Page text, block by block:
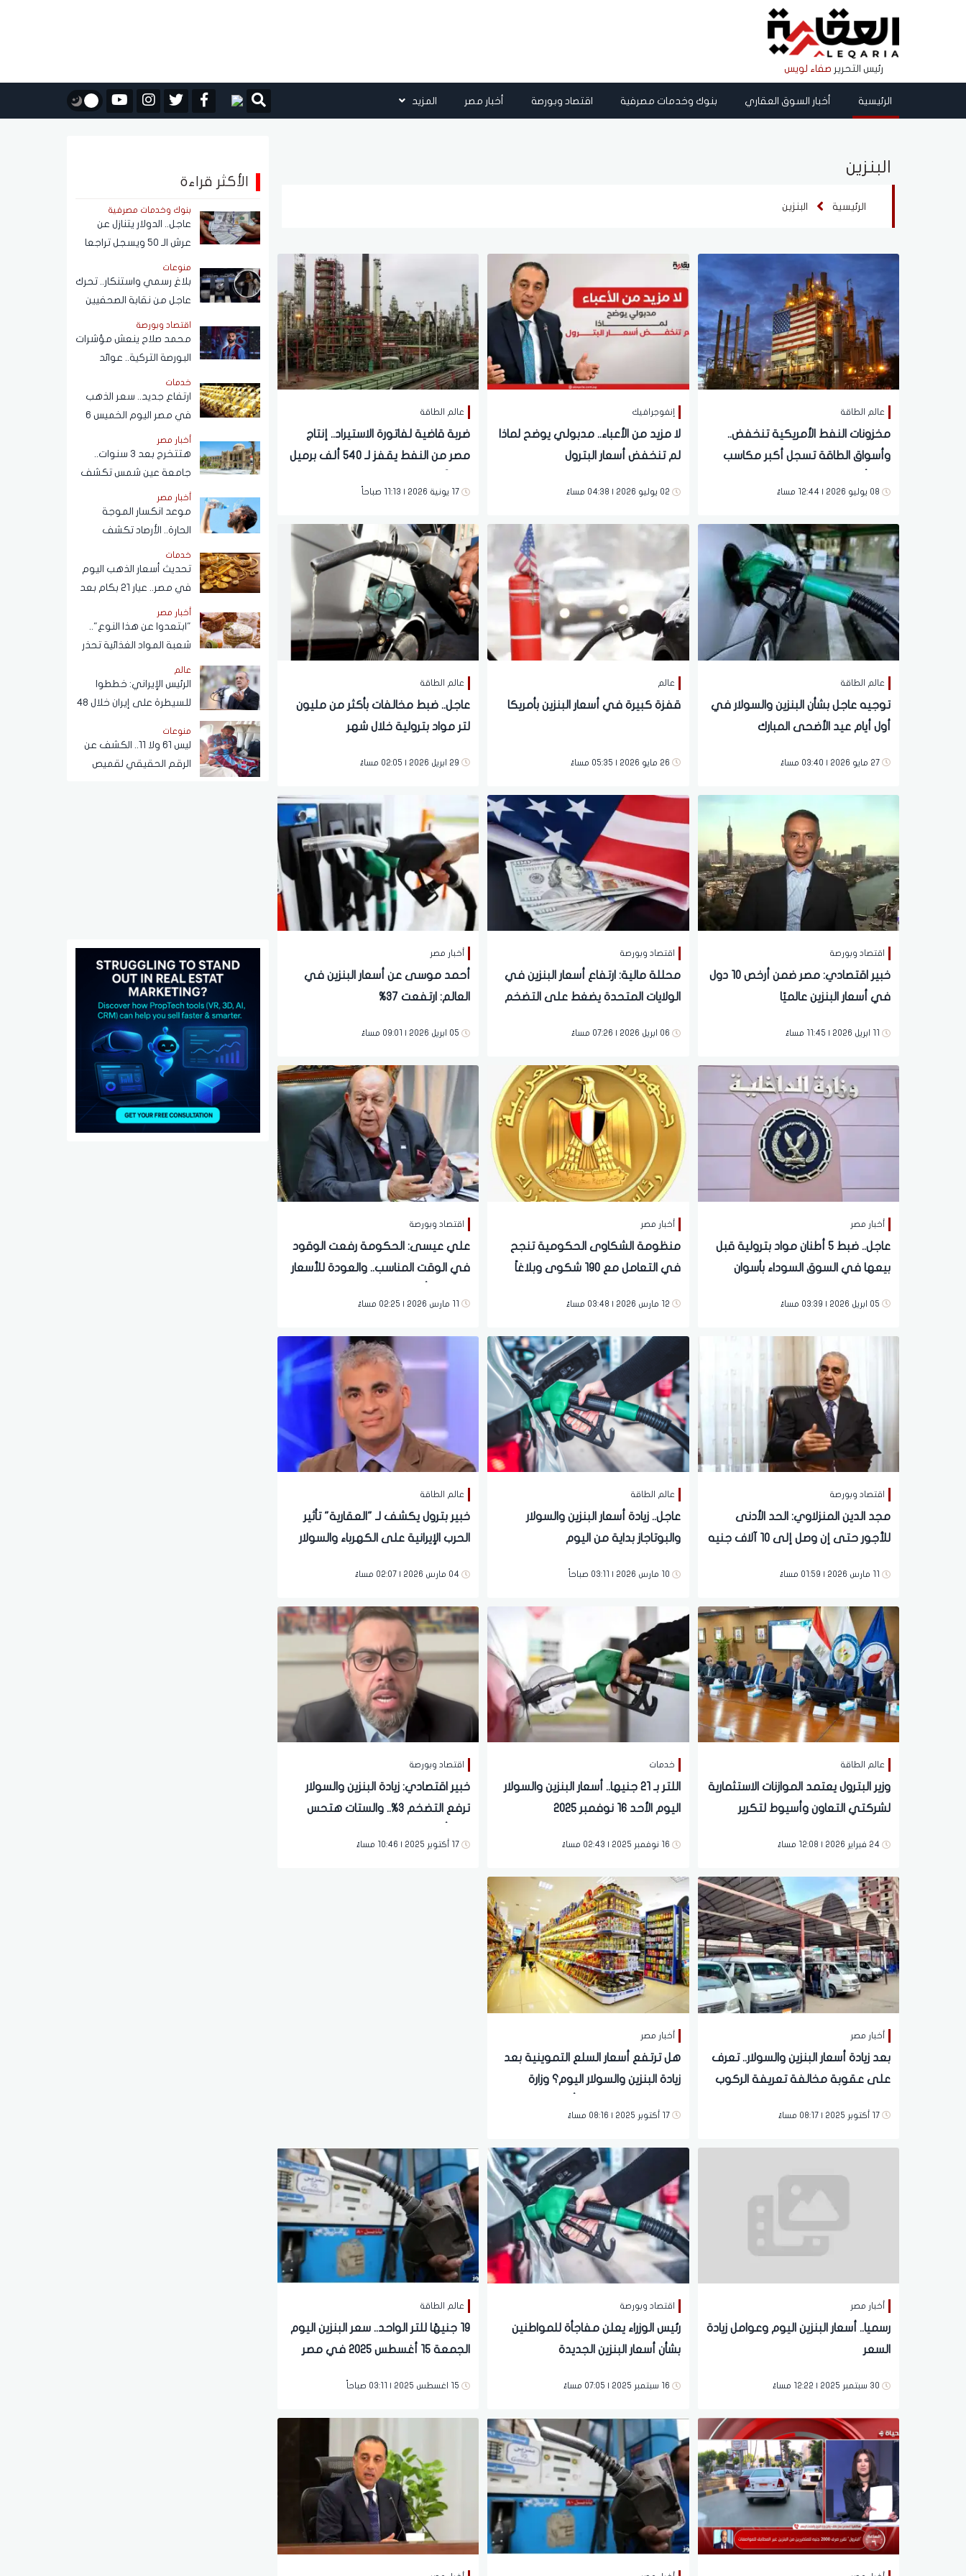
رئيس التحرير صفاء لويس
الرئيسية أخبار السوق العقاري بنوك وخدمات مصرفية اقتصاد وبورصة أخبار مصر المزيد
البنزين
الرئيسية البنزين
عالم الطاقة
مخزونات النفط الأمريكية تنخفض..
وأسواق الطاقة تسجل أكبر مكاسب
08 يوليو 2026 | 12:44 مساءً
إنفوجرافيك
لا مزيد من الأعباء.. مدبولي يوضح لماذا
لم تنخفض أسعار البترول
02 يوليو 2026 | 04:38 مساءً
عالم الطاقة
ضربة قاضية لفاتورة الاستيراد.. إنتاج
مصر من النفط يقفز لـ 540 ألف برميل
الاستكشاف
17 يونية 2026 | 11:13 صباحاً
عالم الطاقة
توجيه عاجل بشأن البنزين والسولار في
أول أيام عيد الأضحى المبارك
27 مايو 2026 | 03:40 مساءً
عالم
قفزة كبيرة في أسعار البنزين بأمريكا
26 مايو 2026 | 05:35 مساءً
عالم الطاقة
عاجل.. ضبط مخالفات بأكثر من مليون
لتر مواد بترولية خلال شهر
29 ابريل 2026 | 02:05 مساءً
اقتصاد وبورصة
خبير اقتصادي: مصر ضمن أرخص 10 دول
في أسعار البنزين عالميًا
اقتصاد وبورصة
محللة مالية: ارتفاع أسعار البنزين في
الولايات المتحدة يضغط على التضخم
06 ابريل 2026 | 07:26 مساءً
أخبار مصر
أحمد موسى عن أسعار البنزين في
العالم: ارتفعت 37%
05 ابريل 2026 | 09:01 مساءً
أخبار مصر
عاجل.. ضبط 5 أطنان مواد بترولية قبل
بيعها في السوق السوداء بأسوان
05 ابريل 2026 | 03:39 مساءً
أخبار مصر
منظومة الشكاوى الحكومية تنجح
في التعامل مع 190 شكوى وبلاغاً
الركوب وتوفير المنتجات البترولية
12 مارس 2026 | 03:48 مساءً
اقتصاد وبورصة
علي عيسى: الحكومة رفعت الوقود
في الوقت المناسب.. والعودة للأسعار
11 مارس 2026 | 02:25 مساءً
اقتصاد وبورصة
مجد الدين المنزلاوي: الحد الأدنى
للأجور حتى إن وصل إلى 10 آلاف جنيه
11 مارس 2026 | 01:59 مساءً
عالم الطاقة
عاجل.. زيادة أسعار البنزين والسولار
والبوتاجاز بداية من اليوم
10 مارس 2026 | 03:11 صباحاً
عالم الطاقة
خبير بترول يكشف لـ "العقارية" تأثير
الحرب الإيرانية على الكهرباء والسولار
04 مارس 2026 | 02:07 مساءً
عالم الطاقة
وزير البترول يعتمد الموازنات الاستثمارية
لشركتي التعاون وأسيوط لتكرير
24 فبراير 2026 | 12:08 مساءً
خدمات
اللتر بـ 21 جنيها.. أسعار البنزين والسولار
اليوم الأحد 16 نوفمبر 2025
16 نوفمبر 2025 | 02:43 مساءً
اقتصاد وبورصة
خبير اقتصادي: زيادة البنزين والسولار
ترفع التضخم 3%.. والستات هتحس
17 أكتوبر 2025 | 10:46 مساءً
أخبار مصر
بعد زيادة أسعار البنزين والسولار.. تعرف
على عقوبة مخالفة تعريفة الركوب
17 أكتوبر 2025 | 08:17 مساءً
أخبار مصر
هل ترتفع أسعار السلع التموينية بعد
زيادة البنزين والسولار اليوم؟ وزارة
17 أكتوبر 2025 | 08:16 مساءً
أخبار مصر
رسميا.. أسعار البنزين اليوم وعوامل زيادة
السعر
30 سبتمبر 2025 | 12:22 مساءً
اقتصاد وبورصة
رئيس الوزراء يعلن مفاجأة للمواطنين
بشأن أسعار البنزين الجديدة
16 سبتمبر 2025 | 07:05 مساءً
عالم الطاقة
19 جنيهًا للتر الواحد.. سعر البنزين اليوم
الجمعة 15 أغسطس 2025 في مصر
15 اغسطس 2025 | 03:11 صباحاً
الأكثر قراءة
بنوك وخدمات مصرفية
عاجل.. الدولار يتنازل عن
عرش الـ 50 ويسجل تراجعا
كبيرًا أمام الجنيه المصري
منوعات
بلاغ رسمي واستنكار.. تحرك
عاجل من نقابة الصحفيين
بشأن واقعة فتاة الأوبر
اقتصاد وبورصة
محمد صلاح ينعش مؤشرات
البورصة التركية.. عوائد
انتقال الفرعون المصري
لـ"طرابزون" تتجاوز
المستطيل الأخضر
خدمات
ارتفاع جديد.. سعر الذهب
في مصر اليوم الخميس 6
أغسطس 2026
أخبار مصر
هتتخرج بعد 3 سنوات..
جامعة عين شمس تكشف
حقيقة تعديل مدة الدراسة
بكلية تجارة
أخبار مصر
موعد انكسار الموجة
الحارة.. الأرصاد تكشف
تفاصيل طقس الأيام المقبلة
خدمات
تحديث أسعار الذهب اليوم
في مصر.. عيار 21 بكام بعد
التحركات الآخيرة؟
أخبار مصر
"ابتعدوا عن هذا النوع"..
شعبة المواد الغذائية تحذر
من حلاوة المولد النبوي
عالم
الرئيس الإيراني: خططوا
للسيطرة على إيران خلال 48
منوعات
ليس 61 ولا 11.. الكشف عن
الرقم الحقيقي لقميص